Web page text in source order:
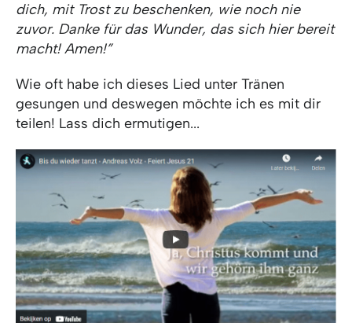
dich, mit Trost zu beschenken, wie noch nie
zuvor. Danke für das Wunder, das sich hier bereit
macht! Amen!”
Wie oft habe ich dieses Lied unter Tränen
gesungen und deswegen möchte ich es mit dir
teilen! Lass dich ermutigen...